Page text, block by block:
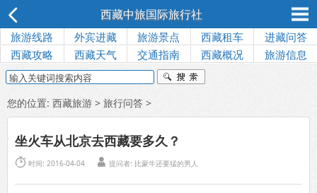
西藏中旅国际旅行社
旅游线路 外宾进藏 旅游景点 西藏租车
进藏问答
西藏攻略
西藏天气 交通指南 西藏概况 旅游信息
您的位置: 西藏旅游 > 旅行问答 >
坐火车从北京去西藏要多久？
 时间: 2016-04-04  提问者: 比蒙牛还要猛的男人